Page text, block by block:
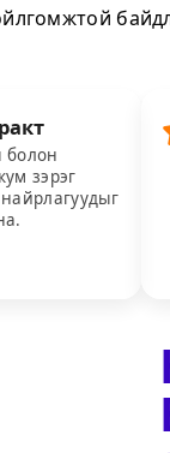
болон
зэрэг